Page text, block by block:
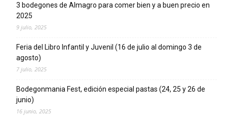
3 bodegones de Almagro para comer bien y a buen precio en
2025
9 julio, 2025
Feria del Libro Infantil y Juvenil (16 de julio al domingo 3 de
agosto)
7 julio, 2025
Bodegonmania Fest, edición especial pastas (24, 25 y 26 de
junio)
16 junio, 2025